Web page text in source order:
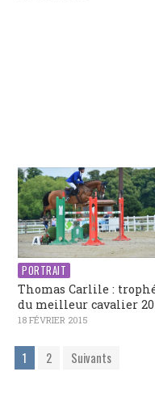
PORTRAIT
Thomas Carlile :
du meilleur cavalier
18 FÉVRIER 2015
1 2 Suivants